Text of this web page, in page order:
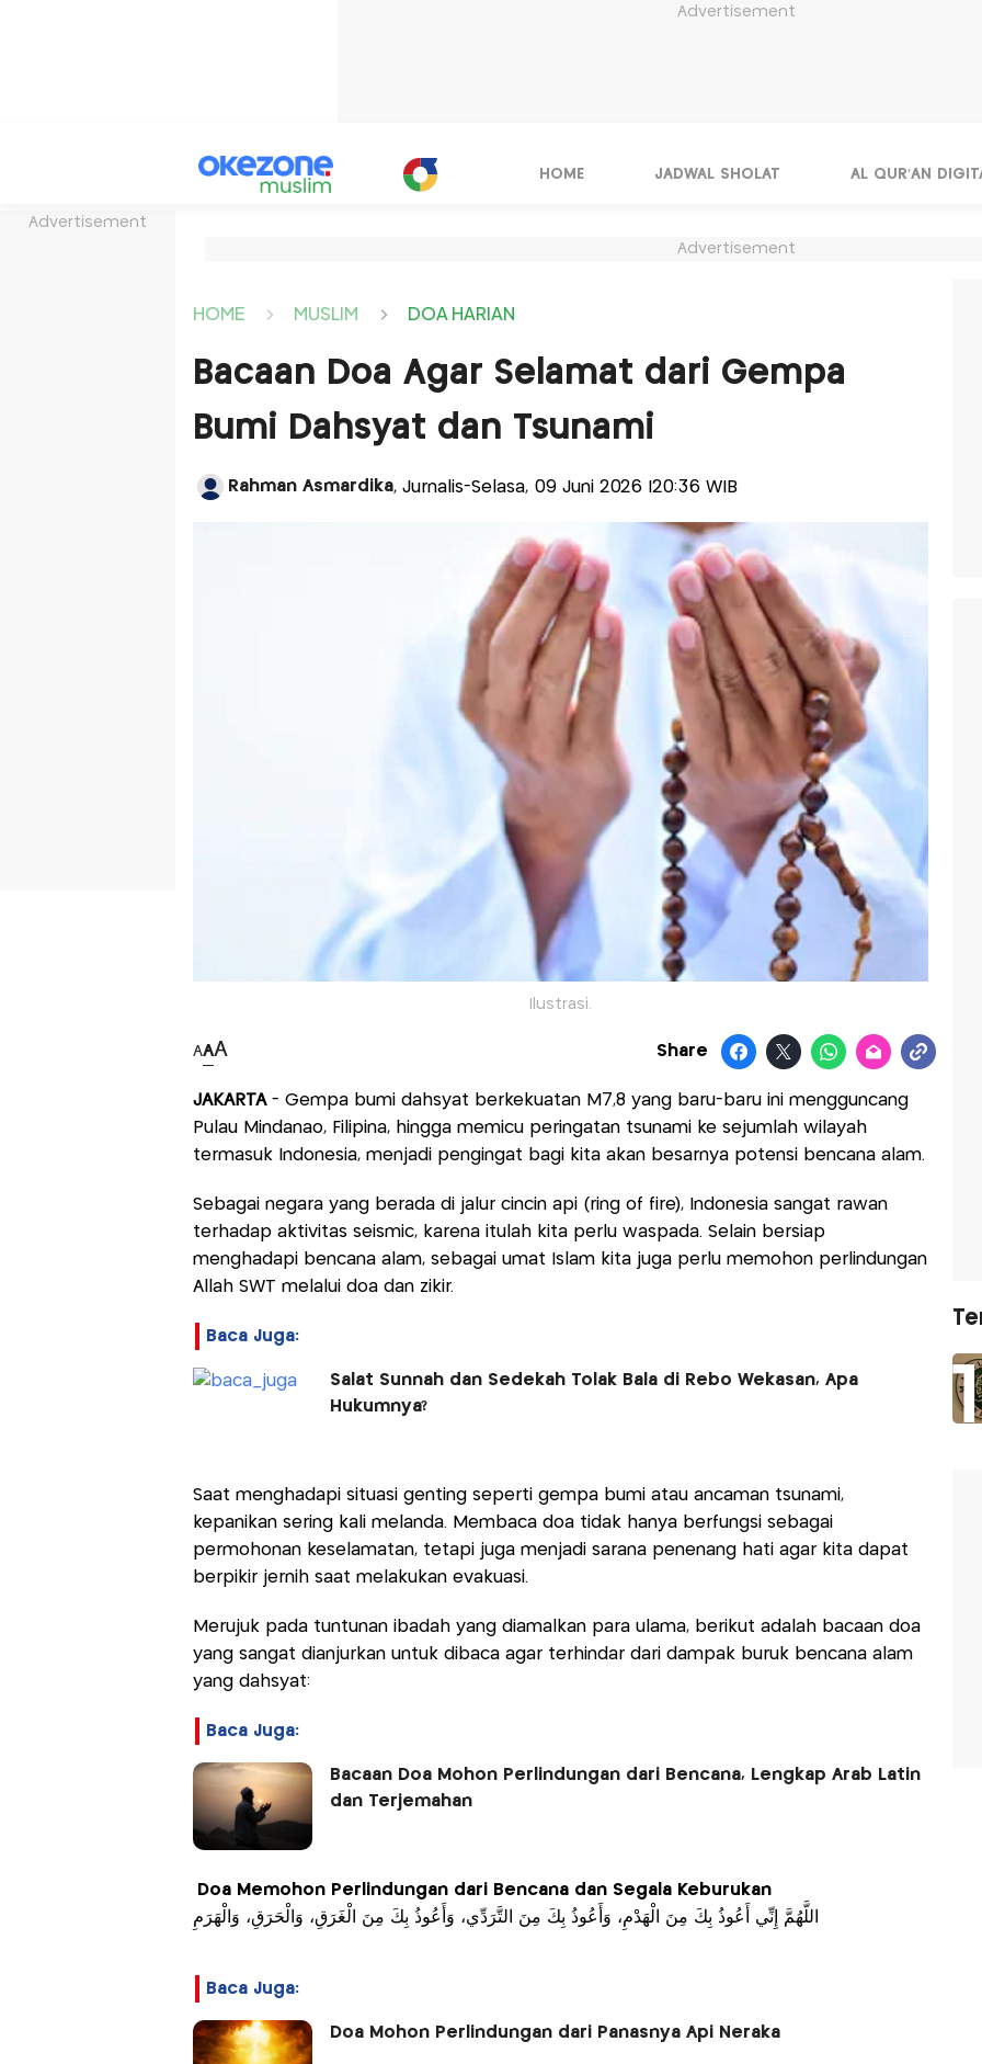
Advertisement
Advertisement
HOME JADWAL SHOLAT AL QUR'AN
Advertisement
HOME MUSLIM DOA HARIAN
Bacaan Doa Agar Selamat dari Gempa
Bumi Dahsyat dan Tsunami
Rahman Asmardika, Jurnalis-Selasa, 09 Juni 2026 |20:36 WIB
Ilustrasi.
AAA Share
JAKARTA - Gempa bumi dahsyat berkekuatan M7,8 yang baru-baru ini mengguncang
Pulau Mindanao, Filipina, hingga memicu peringatan tsunami ke sejumlah wilayah
termasuk Indonesia, menjadi pengingat bagi kita akan besarnya potensi bencana alam.
Sebagai negara yang berada di jalur cincin api (ring of fire), Indonesia sangat rawan
terhadap aktivitas seismic, karena itulah kita perlu waspada. Selain bersiap
menghadapi bencana alam, sebagai umat Islam kita juga perlu memohon perlindungan
Allah SWT melalui doa dan zikir.
Baca Juga:
Salat Sunnah dan Sedekah Tolak Bala di Rebo Wekasan, Apa
Hukumnya?
Saat menghadapi situasi genting seperti gempa bumi atau ancaman tsunami,
kepanikan sering kali melanda. Membaca doa tidak hanya berfungsi sebagai
permohonan keselamatan, tetapi juga menjadi sarana penenang hati agar kita dapat
berpikir jernih saat melakukan evakuasi.
Merujuk pada tuntunan ibadah yang diamalkan para ulama, berikut adalah bacaan doa
yang sangat dianjurkan untuk dibaca agar terhindar dari dampak buruk bencana alam
yang dahsyat:
Baca Juga:
Bacaan Doa Mohon Perlindungan dari Bencana, Lengkap Arab Latin
dan Terjemahan
Doa Memohon Perlindungan dari Bencana dan Segala Keburukan
اللَّهُمَّ إِنِّي أَعُوذُ بِكَ مِنَ الْهَدْمِ، وَأَعُوذُ بِكَ مِنَ التَّرَدِّي، وَأَعُوذُ بِكَ مِنَ الْغَرَقِ، وَالْحَرَقِ، وَالْهَرَمِ
Baca Juga:
Doa Mohon Perlindungan dari Panasnya Api Neraka